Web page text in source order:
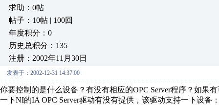
求助：0帖
帖子：10帖 | 100回
年度积分：0
历史总积分：135
注册：2002年11月30日
发表于：2002-12-31 14:37:00
你要控制的是什么设备？有没有相应的OPC Server程序？如果
一下NI的IA OPC Server驱动有没有提供，该驱动支持一